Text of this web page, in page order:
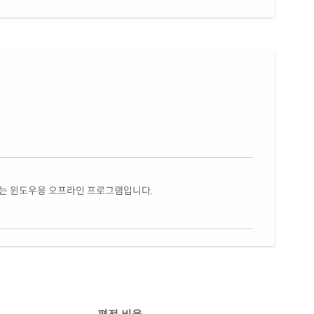
윈도우용 오프라인 프로그램입니다.